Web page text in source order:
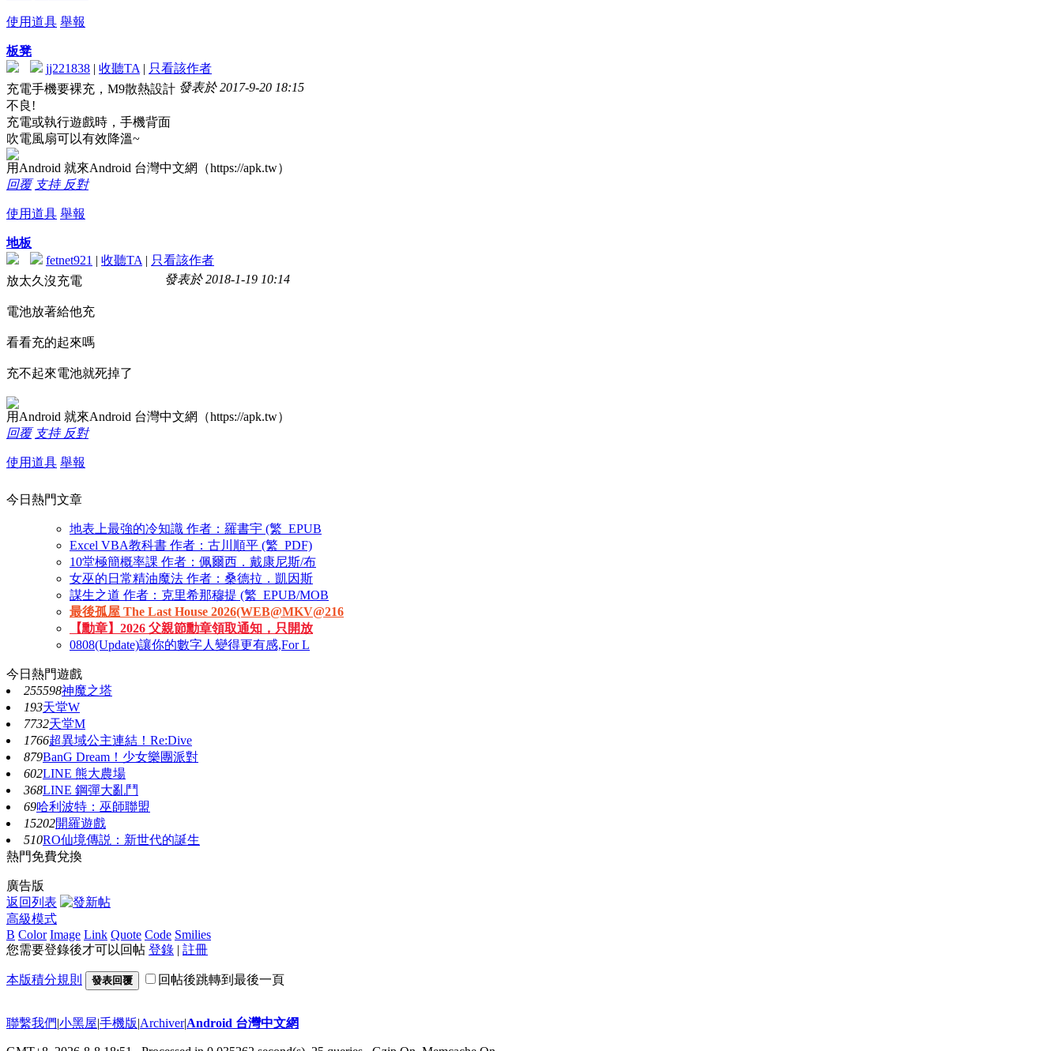
使用道具 舉報
板凳
jj221838 | 收聽TA | 只看該作者
發表於 2017-9-20 18:15
充電手機要裸充，M9散熱設計
不良!
充電或執行遊戲時，手機背面
吹電風扇可以有效降溫~
用Android 就來Android 台灣中文網（https://apk.tw）
回覆 支持 反對
使用道具 舉報
地板
fetnet921 | 收聽TA | 只看該作者
發表於 2018-1-19 10:14
放太久沒充電
電池放著給他充
看看充的起來嗎
充不起來電池就死掉了
用Android 就來Android 台灣中文網（https://apk.tw）
回覆 支持 反對
使用道具 舉報
今日熱門文章
地表上最強的冷知識 作者：羅書宇 (繁_EPUB
Excel VBA教科書 作者：古川順平 (繁_PDF)
10堂極簡概率課 作者：佩爾西．戴康尼斯/布
女巫的日常精油魔法 作者：桑德拉．凱因斯
謀生之道 作者：克里希那穆提 (繁_EPUB/MOB
最後孤屋 The Last House 2026(WEB@MKV@216
【勳章】2026 父親節勳章領取通知，只開放
0808(Update)讓你的數字人變得更有感,For L
今日熱門遊戲
255598神魔之塔
193天堂W
7732天堂M
1766超異域公主連結！Re:Dive
879BanG Dream！少女樂團派對
602LINE 熊大農場
368LINE 鋼彈大亂鬥
69哈利波特：巫師聯盟
15202開羅遊戲
510RO仙境傳説：新世代的誕生
熱門免費兌換
廣告版
返回列表
高級模式
B Color Image Link Quote Code Smilies
您需要登錄後才可以回帖 登錄 | 註冊
本版積分規則 發表回覆 回帖後跳轉到最後一頁
聯繫我們|小黑屋|手機版|Archiver|Android 台灣中文網